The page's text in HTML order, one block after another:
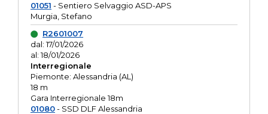
01051 - Sentiero Selvaggio ASD-APS
Murgia, Stefano
R2601007
dal: 17/01/2026
al: 18/01/2026
Interregionale
Piemonte: Alessandria (AL)
18 m
Gara Interregionale 18m
01080- SSD DLF Alessandria